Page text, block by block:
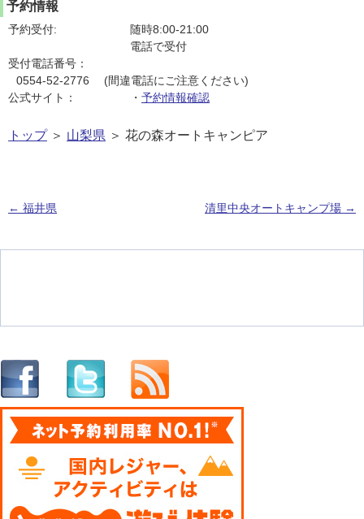
予約情報
予約受付:
随時8:00-21:00
電話で受付
受付電話番号：
0554-52-2776 (間違電話にご注意ください)
公式サイト：
・ 予約情報確認
トップ＞ 山梨県 ＞ 花の森オートキャンピア
← 福井県 清里中央オートキャンプ場 →